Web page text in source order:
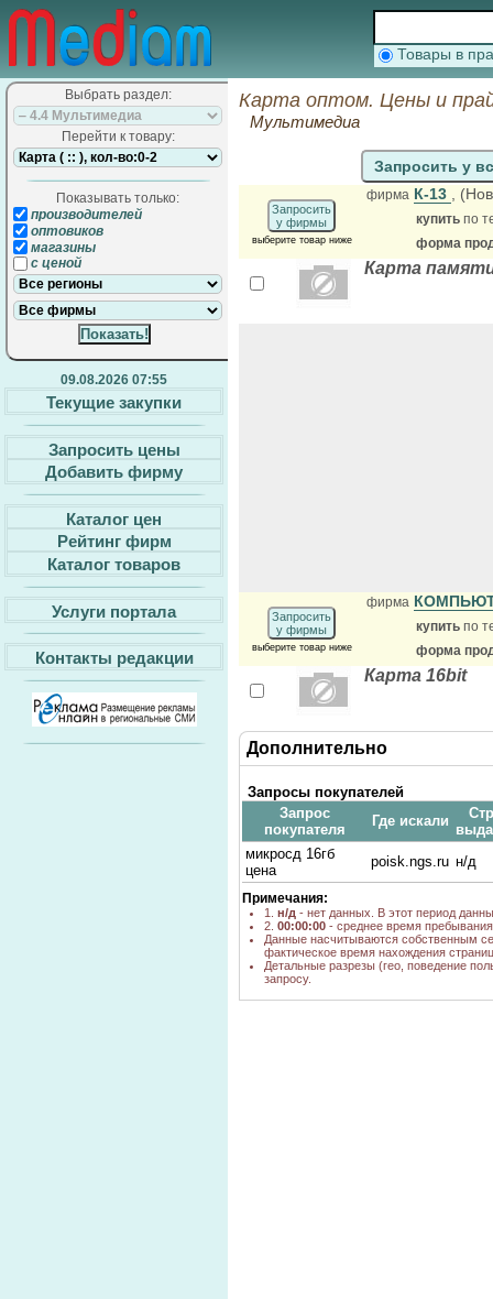
Товары в
Выбрать раздел:
Перейти к товару:
Показывать только:
производителей
оптовиков
магазины
с ценой
09.08.2026 07:55
Текущие закупки
Запросить цены
Добавить фирму
Каталог цен
Рейтинг фирм
Каталог товаров
Услуги портала
Контакты редакции
Карта оптом. Цены и
Мультимедиа
Запросить у
Запросить
у фирмы
выберите товар ниже
фирма К-13 ,
купить по
форма
Карта
Запросить
у фирмы
выберите товар ниже
фирма
купить по
форма
Карта 16bit
Дополнительно
Запросы покупателей
Запрос
покупателя
Где искали
микросд 16гб
цена
poisk.ngs.ru н/д
Примечания:
1. н/д - нет данных. В этот период
2. 00:00:00 - среднее время
Данные насчитываются собственным
фактическое время нахождения
Детальные разрезы (гео, поведение
запросу.